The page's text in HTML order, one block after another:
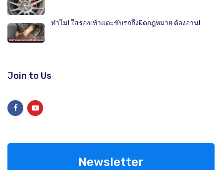
ทำไม! ใส่รองเท้าแตะขับรถถึงผิดกฎหมาย ต้องอ่าน!
Join to Us
Newsletter